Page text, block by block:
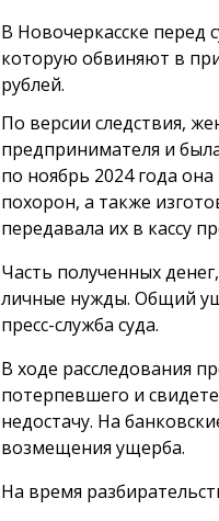
В Новочеркасске перед
которую обвиняют в
рублей.
По версии следствия,
предпринимателя и
по ноябрь 2024 года
похорон, а также
передавала их в кассу
Часть полученных
личные нужды. Общий
пресс-служба суда.
В ходе расследования
потерпевшего и
недостачу. На
возмещения ущерба.
На время